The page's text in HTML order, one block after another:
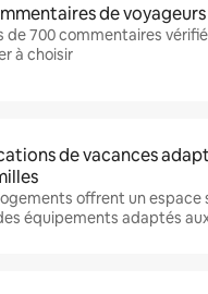
de
de 700 commentaires
à choisir
de vacances
offrent un espace
équipements adaptés